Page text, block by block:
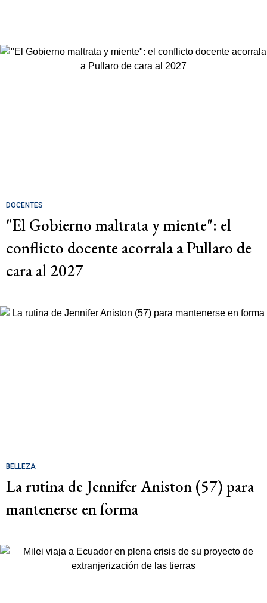
DOCENTES
"El Gobierno maltrata y miente": el
conflicto docente acorrala a Pullaro de
cara al 2027
BELLEZA
La rutina de Jennifer Aniston (57) para
mantenerse en forma